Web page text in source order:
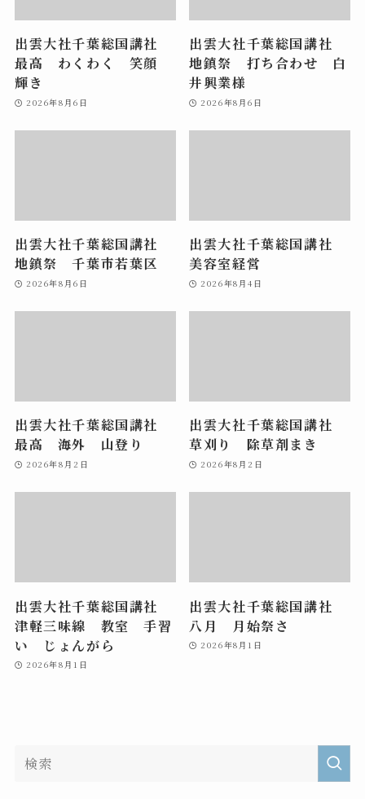
出雲大社千葉総国講社
最高 わくわく 笑顔
輝き
2026年8月6日
出雲大社千葉総国講社
地鎮祭 打ち合わせ 白
井興業様
2026年8月6日
出雲大社千葉総国講社
地鎮祭 千葉市若葉区
2026年8月6日
出雲大社千葉総国講社
美容室経営
2026年8月4日
出雲大社千葉総国講社
最高 海外 山登り
2026年8月2日
出雲大社千葉総国講社
草刈り 除草剤まき
2026年8月2日
出雲大社千葉総国講社
津軽三味線 教室 手習
い じょんがら
2026年8月1日
出雲大社千葉総国講社
八月 月始祭さ
2026年8月1日